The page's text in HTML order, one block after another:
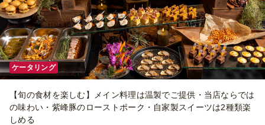
ケータリング
【旬の食材を楽しむ】メイン料理は温製でご提供・当店ならでは
の味わい・紫峰豚のローストポーク・自家製スイーツは2種類楽
しめる